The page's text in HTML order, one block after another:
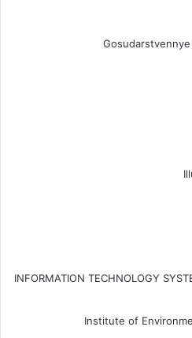
INFORMATION TECHNOLOGY
Institute of